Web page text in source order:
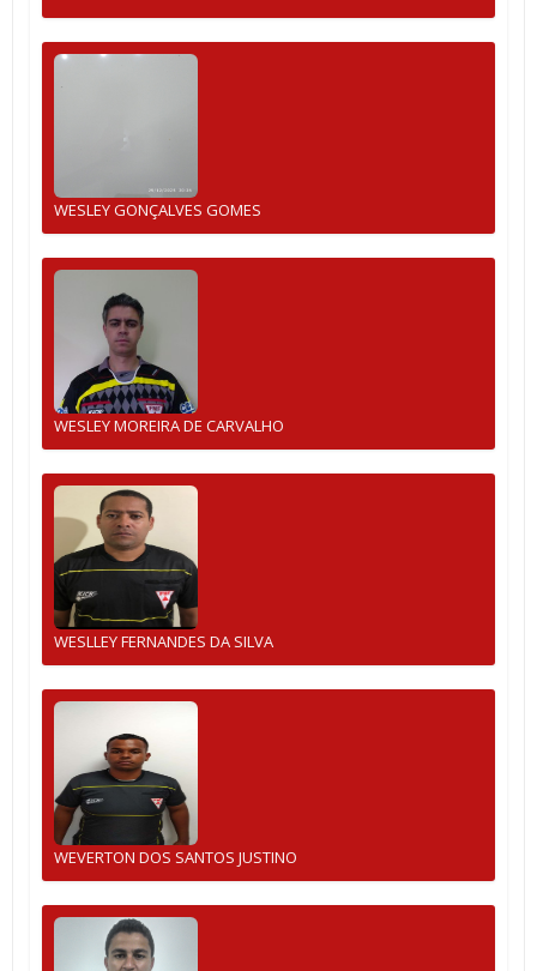
WESLEY GONÇALVES GOMES
WESLEY MOREIRA DE CARVALHO
WESLLEY FERNANDES DA SILVA
WEVERTON DOS SANTOS JUSTINO